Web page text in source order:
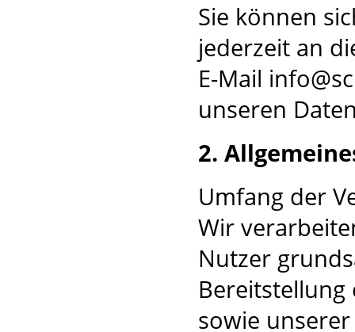
Sie können
jederzeit an
E-Mail
unseren
2.
Umfang der
Wir
Nutzer
sowie